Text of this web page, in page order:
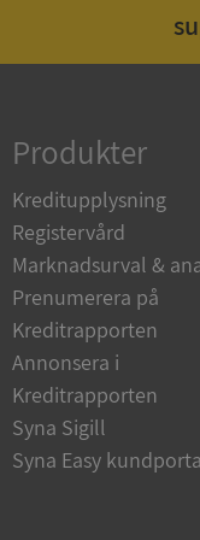
Produkter
Kreditupplysning
Registervård
Marknadsurval &
Prenumerera på
Kreditrapporten
Annonsera i
Kreditrapporten
Syna Sigill
Syna Easy
Strikt
och
användas
Namn